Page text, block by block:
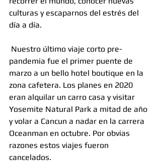
culturas y escaparnos del estrés del
día a día.
pandemia fue el primer puente de
marzo a un bello hotel boutique en la
zona cafetera. Los planes en 2020
eran alquilar un carro casa y visitar
Yosemite Natural Park a mitad de año
y volar a Cancun a nadar en la carrera
Oceanman en octubre. Por obvias
razones estos viajes fueron
cancelados.